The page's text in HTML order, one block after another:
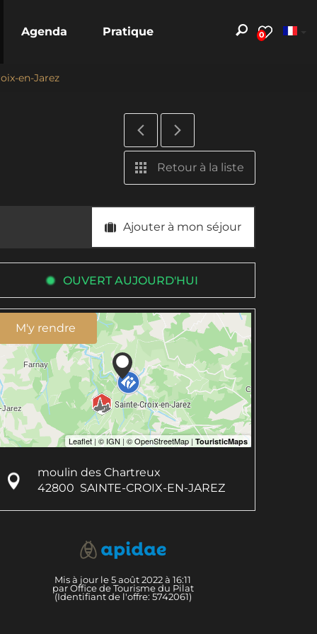
0
Agenda Pratique
en-Jarez
Retour à la liste
Ajouter à mon séjour
OUVERT AUJOURD'HUI
M'y rendre
moulin des Chartreux
42800 SAINTE-CROIX-EN-JAREZ
Mis à jour le 5 août 2022 à 16:11
par Office de Tourisme du Pilat
(Identifiant de l'offre: 5742061)